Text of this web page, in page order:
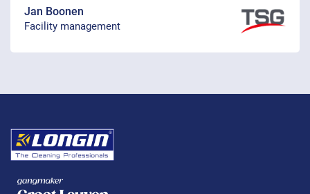
Jan Boonen
Facility management